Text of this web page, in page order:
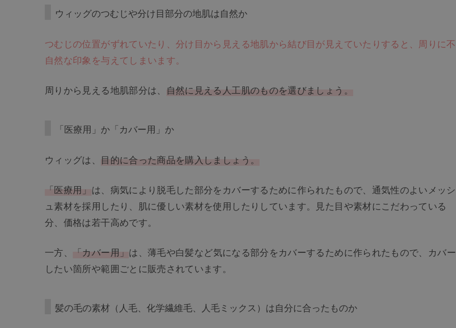
ウィッグのつむじや分け目部分の地肌は自然か
つむじの位置がずれていたり、分け目から見える地肌から結び目が見えていたりすると、周りに不
自然な印象を与えてしまいます。
周りから見える地肌部分は、 自然に見える人工肌のものを選びましょう。
「医療用」か「カバー用」か
ウィッグは、 目的に合った商品を購入しましょう。
「医療用」 は、病気により脱毛した部分をカバーするために作られたもので、通気性のよいメッシ
ュ素材を採用したり、肌に優しい素材を使用したりしています。見た目や素材にこだわっている
分、価格は若干高めです。
一方、 「カバー用」 は、薄毛や白髪など気になる部分をカバーするために作られたもので、カバー
したい箇所や範囲ごとに販売されています。
髪の毛の素材（人毛、化学繊維毛、人毛ミックス）は自分に合ったものか